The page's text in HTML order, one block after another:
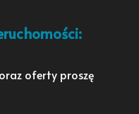
oferty proszę